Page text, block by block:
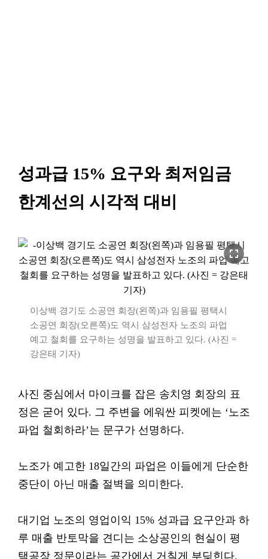
성과급 15% 요구와 최저임금
한계선의 시각적 대비
fullscreen
이상백 경기도 소공연 회장(왼쪽)과 임용필 평택시
소공연 회장(오른쪽)도 역시 삼성전자 노조의 파업
예고 철회를 요구하는 성명을 발표하고 있다. (사진 =
강은태 기자)
사진 중심에서 마이크를 잡은 송치영 회장의 표
정은 굳어 있다. 그 주변을 에워싼 피켓에는 ‘노조
파업 철회하라’는 문구가 선명하다.
노조가 예고한 18일간의 파업은 이들에게 단순한
중단이 아닌 매출 절벽을 의미한다.
대기업 노조의 영업이익 15% 성과급 요구안과 하
루 매출 반토막을 견디는 소상공인의 현실이 평
택공장 정문이라는 공간에서 거칠게 부딪힌다.